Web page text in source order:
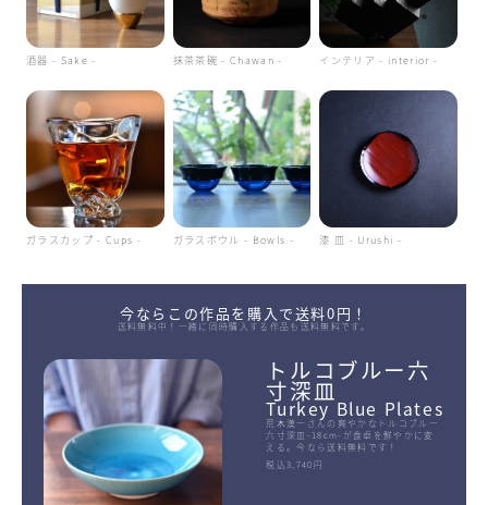
酒器 - Sake - 抹茶茶碗 - Chawan - インテリア - interior -
ガラスカップ - Cups - ガラスボウル - Bowls - 漆 皿 - Urushi -
今ならこの作品を購入で送料0円！
送料無料中！一緒に同時購入する作品も送料無料です。
トルコブルー六
寸深皿
Turkey Blue Plates
荒木漢一さんの爽やかなトルコブルー
六寸深皿-18cm-が食卓を鮮やかに変
える。今なら送料無料です！
税込3,740円